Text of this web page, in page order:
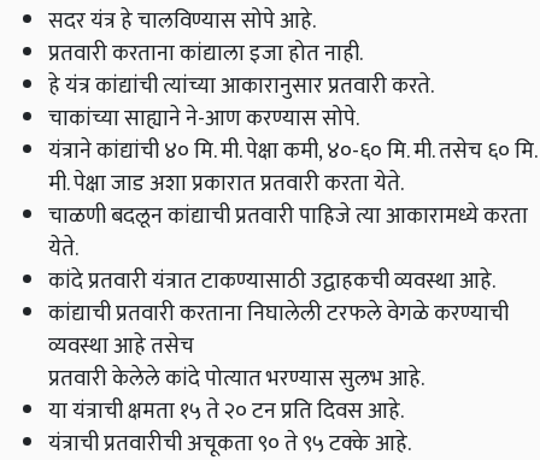
सदर यंत्र हे चालविण्यास सोपे आहे.
प्रतवारी करताना कांद्याला इजा होत नाही.
हे यंत्र कांद्यांची त्यांच्या आकारानुसार प्रतवारी करते.
चाकांच्या साह्याने ने-आण करण्यास सोपे.
यंत्राने कांद्यांची ४० मि. मी. पेक्षा कमी, ४०-६० मि. मी. तसेच ६० मि.
मी. पेक्षा जाड अशा प्रकारात प्रतवारी करता येते.
चाळणी बदलून कांद्याची प्रतवारी पाहिजे त्या आकारामध्ये करता
येते.
कांदे प्रतवारी यंत्रात टाकण्यासाठी उद्वाहकची व्यवस्था आहे.
कांद्याची प्रतवारी करताना निघालेली टरफले वेगळे करण्याची
व्यवस्था आहे तसेच
प्रतवारी केलेले कांदे पोत्यात भरण्यास सुलभ आहे.
या यंत्राची क्षमता १५ ते २० टन प्रति दिवस आहे.
यंत्राची प्रतवारीची अचूकता ९० ते ९५ टक्के आहे.